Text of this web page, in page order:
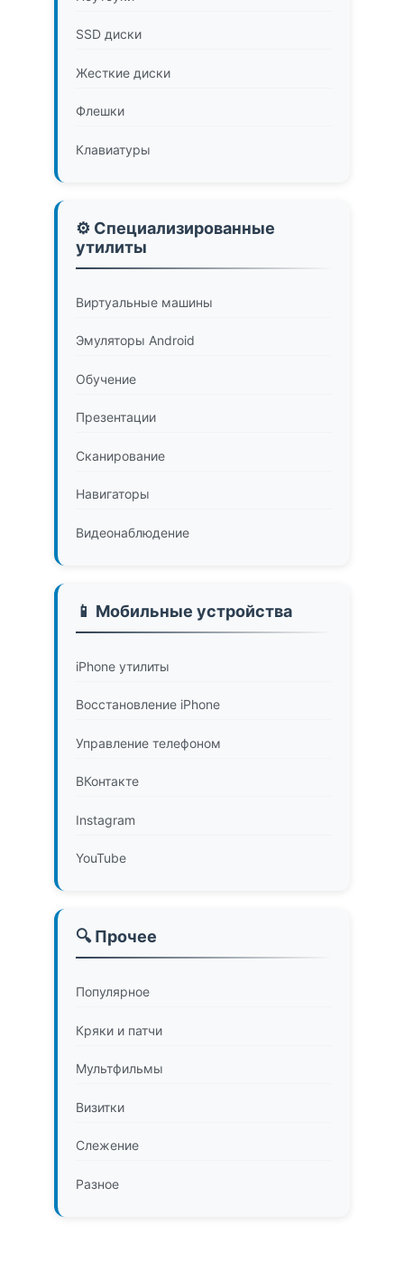
SSD диски
Жесткие диски
Флешки
Клавиатуры
⚙️ Специализированные
утилиты
Виртуальные машины
Эмуляторы Android
Обучение
Презентации
Сканирование
Навигаторы
Видеонаблюдение
📱 Мобильные устройства
iPhone утилиты
Восстановление iPhone
Управление телефоном
ВКонтакте
Instagram
YouTube
🔍 Прочее
Популярное
Кряки и патчи
Мультфильмы
Визитки
Слежение
Разное